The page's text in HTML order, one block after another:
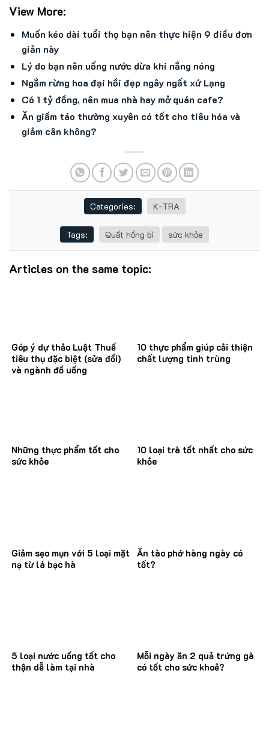
View More:
Muốn kéo dài tuổi thọ bạn nên thực hiện 9 điều đơn
giản này
Lý do bạn nên uống nước dừa khi nắng nóng
Ngắm rừng hoa đại hồi đẹp ngây ngất xứ Lạng
Có 1 tỷ đồng, nên mua nhà hay mở quán cafe?
Ăn giấm táo thường xuyên có tốt cho tiêu hóa và
giảm cân không?
Categories: K-TRA
Tags: Quất hồng bì sức khỏe
Articles on the same topic:
Góp ý dự thảo Luật Thuế
tiêu thụ đặc biệt (sửa đổi)
và ngành đồ uống
10 thực phẩm giúp cải thiện
chất lượng tinh trùng
Những thực phẩm tốt cho
sức khỏe
10 loại trà tốt nhất cho sức
khỏe
Giảm sẹo mụn với 5 loại mặt
nạ từ lá bạc hà
Ăn tào phớ hàng ngày có
tốt?
5 loại nước uống tốt cho
thận dễ làm tại nhà
Mỗi ngày ăn 2 quả trứng gà
có tốt cho sức khoẻ?